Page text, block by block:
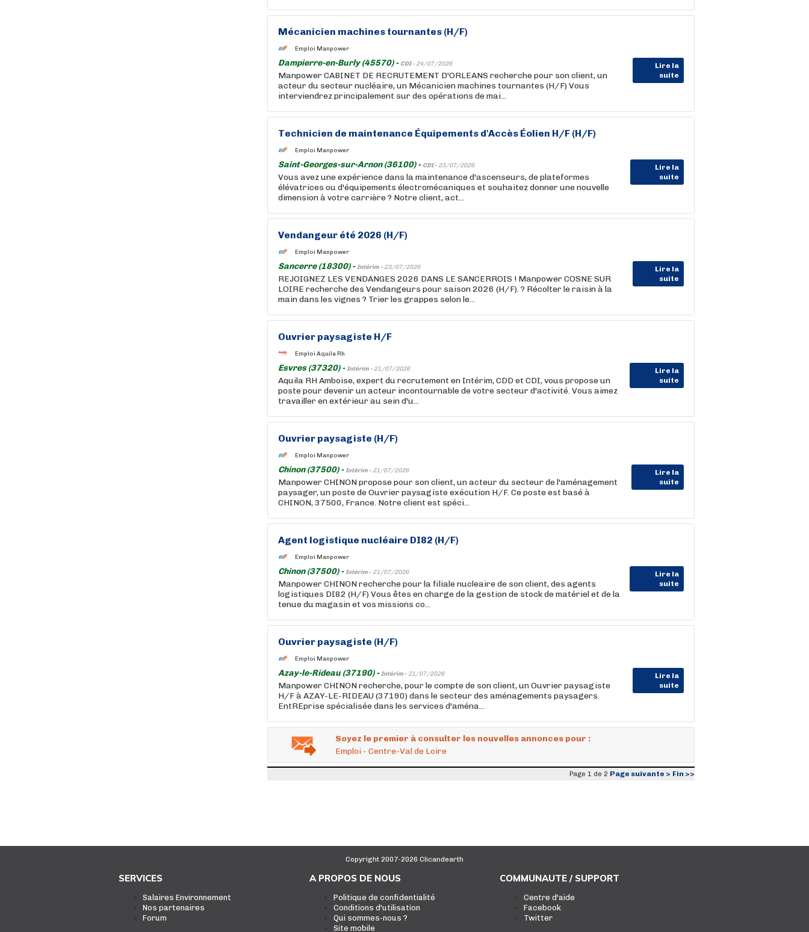
Mécanicien machines tournantes (H/F)
Emploi Manpower
Dampierre-en-Burly (45570) - CDI - 24/07/2026
Lire la
suite
Manpower CABINET DE RECRUTEMENT D'ORLEANS recherche pour son client, un
acteur du secteur nucléaire, un Mécanicien machines tournantes (H/F) Vous
interviendrez principalement sur des opérations de mai...
Technicien de maintenance Équipements d'Accès Éolien H/F (H/F)
Emploi Manpower
Saint-Georges-sur-Arnon (36100) - CDI - 23/07/2026
Lire la
suite
Vous avez une expérience dans la maintenance d'ascenseurs, de plateformes
élévatrices ou d'équipements électromécaniques et souhaitez donner une nouvelle
dimension à votre carrière ? Notre client, act...
Vendangeur été 2026 (H/F)
Emploi Manpower
Sancerre (18300) -Intérim - 23/07/2026
Lire la
suite
REJOIGNEZ LES VENDANGES 2026 DANS LE SANCERROIS ! Manpower COSNE SUR
LOIRE recherche des Vendangeurs pour saison 2026 (H/F). ? Récolter le raisin à la
main dans les vignes ? Trier les grappes selon le...
Ouvrier paysagiste H/F
Emploi Aquila Rh
Esvres (37320) -Intérim - 21/07/2026
Lire la
suite
Aquila RH Amboise, expert du recrutement en Intérim, CDD et CDI, vous propose un
poste pour devenir un acteur incontournable de votre secteur d'activité. Vous aimez
travailler en extérieur au sein d'u...
Ouvrier paysagiste (H/F)
Emploi Manpower
Chinon (37500) -Intérim - 21/07/2026
Lire la
suite
Manpower CHINON propose pour son client, un acteur du secteur de l'aménagement
paysager, un poste de Ouvrier paysagiste exécution H/F. Ce poste est basé à
CHINON, 37500, France. Notre client est spéci...
Agent logistique nucléaire DI82 (H/F)
Emploi Manpower
Chinon (37500) -Intérim - 21/07/2026
Lire la
suite
Manpower CHINON recherche pour la filiale nucleaire de son client, des agents
logistiques DI82 (H/F) Vous êtes en charge de la gestion de stock de matériel et de la
tenue du magasin et vos missions co...
Ouvrier paysagiste (H/F)
Emploi Manpower
Azay-le-Rideau (37190) -Intérim - 21/07/2026
Lire la
suite
Manpower CHINON recherche, pour le compte de son client, un Ouvrier paysagiste
H/F à AZAY-LE-RIDEAU (37190) dans le secteur des aménagements paysagers.
EntREprise spécialisée dans les services d'aména...
Soyez le premier à consulter les nouvelles annonces pour :
Emploi - Centre-Val de Loire
Page 1 de 2 Page suivante > Fin >>
Copyright 2007-2026 Clicandearth
SERVICES
Salaires Environnement
Nos partenaires
Forum
A PROPOS DE NOUS
Politique de confidentialité
Conditions d'utilisation
Qui sommes-nous ?
Site mobile
COMMUNAUTE / SUPPORT
Centre d'aide
Facebook
Twitter